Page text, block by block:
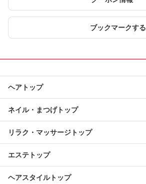
ブックマークする
ヘアトップ
ネイル・まつげトップ
リラク・マッサージトップ
エステトップ
ヘアスタイルトップ